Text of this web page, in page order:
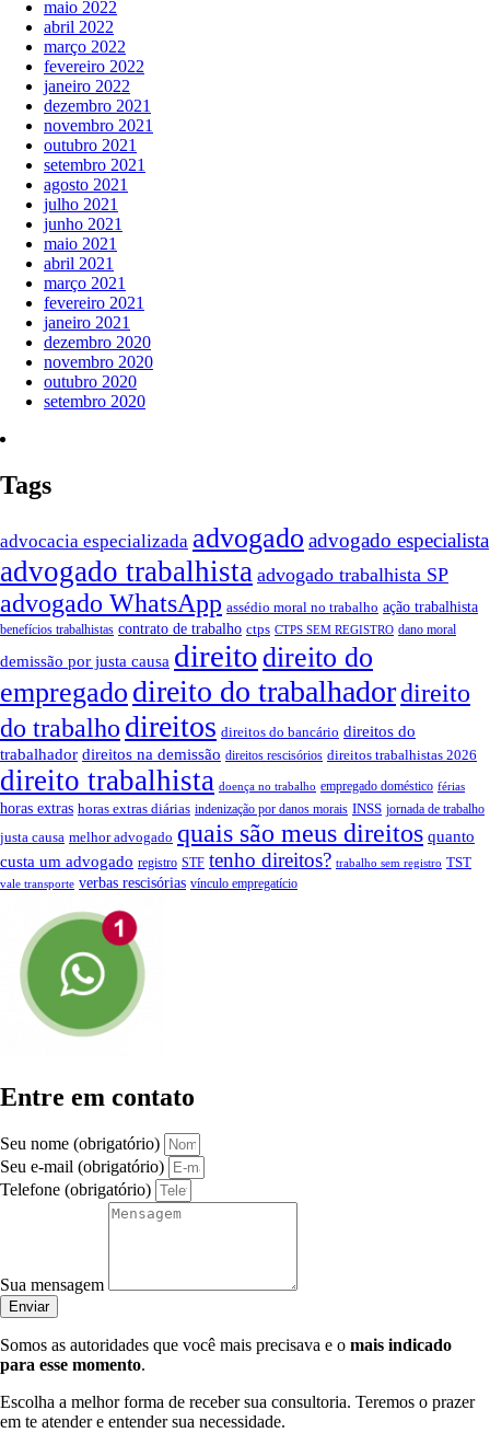
maio 2022
abril 2022
março 2022
fevereiro 2022
janeiro 2022
dezembro 2021
novembro 2021
outubro 2021
setembro 2021
agosto 2021
julho 2021
junho 2021
maio 2021
abril 2021
março 2021
fevereiro 2021
janeiro 2021
dezembro 2020
novembro 2020
outubro 2020
setembro 2020
Tags
advocacia especializada advogado advogado especialista
advogado trabalhista advogado trabalhista SP
advogado WhatsApp assédio moral no trabalho ação trabalhista
benefícios trabalhistas contrato de trabalho ctps CTPS SEM REGISTRO dano moral
demissão por justa causa direito direito do
empregado direito do trabalhadordireito
do trabalho direitos direitos do bancário direitos do
trabalhador direitos na demissão direitos rescisórios direitos trabalhistas 2026
direito trabalhista doença no trabalho empregado doméstico férias
horas extras horas extras diárias indenização por danos morais INSS jornada de trabalho
justa causa melhor advogado quais são meus direitos quanto
custa um advogado registro STF tenho direitos? trabalho sem registro TST
vale transporte verbas rescisórias vínculo empregatício
Entre em contato
Seu nome (obrigatório)
Seu e-mail (obrigatório)
Telefone (obrigatório)
Sua mensagem
Enviar
Somos as autoridades que você mais precisava e o mais indicado
para esse momento.
Escolha a melhor forma de receber sua consultoria. Teremos o prazer
em te atender e entender sua necessidade.